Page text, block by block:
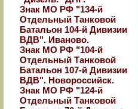
Знак МО РФ "134-й
Отдельный Танковой
Батальон 104-й Дивизии
ВДВ". Иваново.
Знак МО РФ "104-й
Отдельный Танковой
Батальон 107-й Дивизии
ВДВ". Новороссийск.
Знак МО РФ "124-й
Отдельный Танковой